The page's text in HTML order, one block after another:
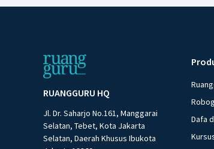
RUANGGURU HQ
Jl. Dr. Saharjo No.161, Manggarai
Selatan, Tebet, Kota Jakarta
Selatan, Daerah Khusus Ibukota
Dafa